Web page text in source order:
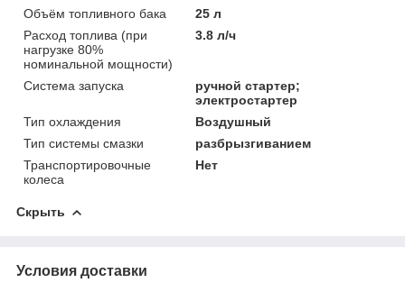
Объём топливного бака
25 л
Расход топлива (при
нагрузке 80%
номинальной мощности)
3.8 л/ч
Система запуска
ручной стартер;
электростартер
Тип охлаждения
Воздушный
Тип системы смазки
разбрызгиванием
Транспортировочные
колеса
Нет
Скрыть
Условия доставки